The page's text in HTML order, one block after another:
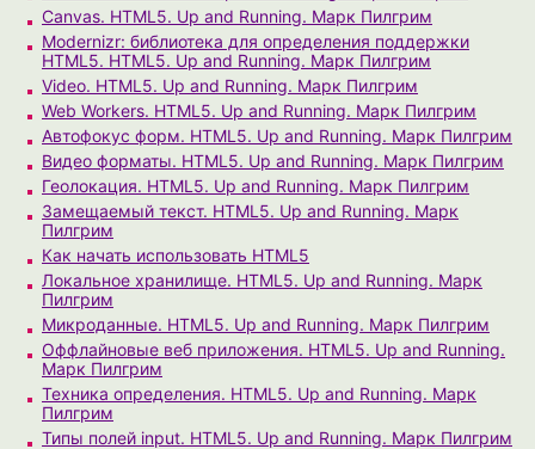
Canvas. HTML5. Up and Running. Марк Пилгрим
Modernizr: библиотека для определения поддержки
HTML5. HTML5. Up and Running. Марк Пилгрим
Video. HTML5. Up and Running. Марк Пилгрим
Web Workers. HTML5. Up and Running. Марк Пилгрим
Автофокус форм. HTML5. Up and Running. Марк Пилгрим
Видео форматы. HTML5. Up and Running. Марк Пилгрим
Геолокация. HTML5. Up and Running. Марк Пилгрим
Замещаемый текст. HTML5. Up and Running. Марк
Пилгрим
Как начать использовать HTML5
Локальное хранилище. HTML5. Up and Running. Марк
Пилгрим
Микроданные. HTML5. Up and Running. Марк Пилгрим
Оффлайновые веб приложения. HTML5. Up and Running.
Марк Пилгрим
Техника определения. HTML5. Up and Running. Марк
Пилгрим
Типы полей input. HTML5. Up and Running. Марк Пилгрим